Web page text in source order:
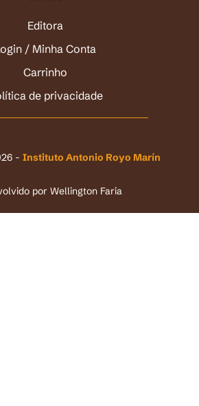
Editora
/ Minha Conta
Carrinho
de privacidade
- Instituto Antonio Royo Marín
por Wellington Faria